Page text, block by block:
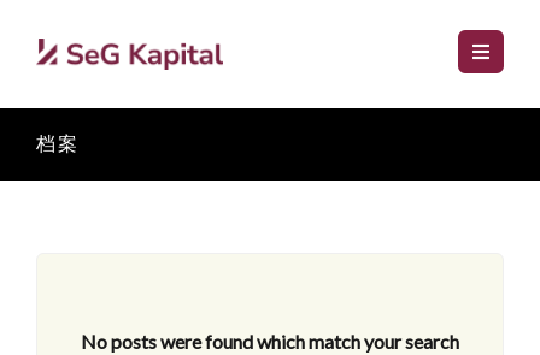
档案
No posts were found which match your search